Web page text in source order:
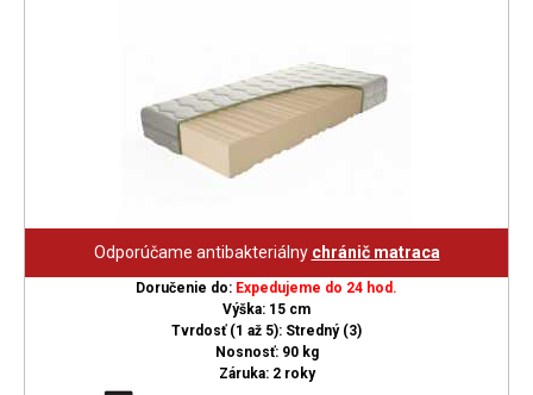
Odporúčame antibakteriálny chránič matraca
Doručenie do: Expedujeme do 24 hod.
Výška: 15 cm
Tvrdosť (1 až 5): Stredný (3)
Nosnosť: 90 kg
Záruka: 2 roky